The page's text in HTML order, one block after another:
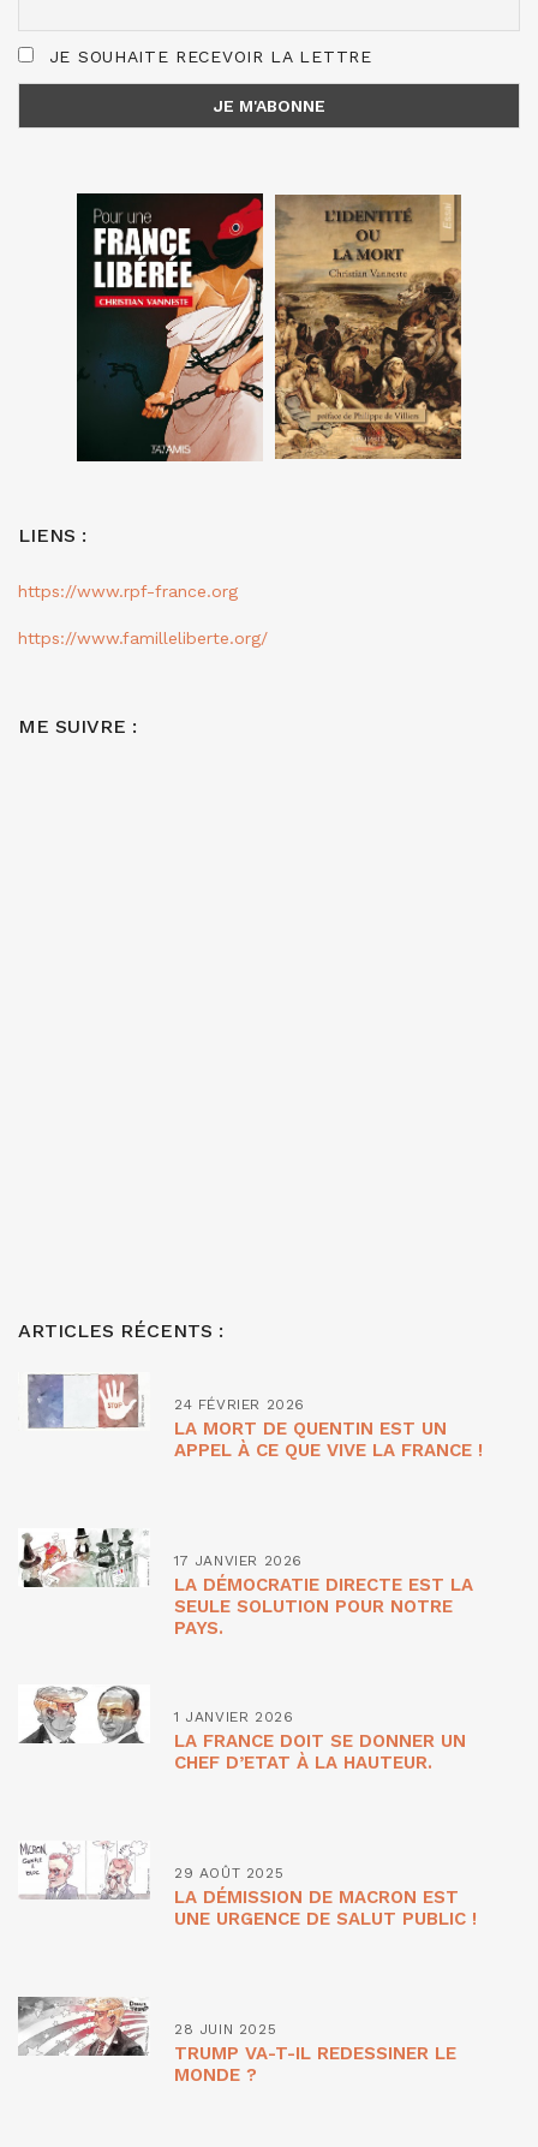
JE SOUHAITE RECEVOIR LA LETTRE
LIENS :
https://www.rpf-france.org
https://www.familleliberte.org/
ME SUIVRE :
ARTICLES RÉCENTS :
24 FÉVRIER 2026
LA MORT DE QUENTIN EST UN
APPEL À CE QUE VIVE LA FRANCE !
17 JANVIER 2026
LA DÉMOCRATIE DIRECTE EST LA
SEULE SOLUTION POUR NOTRE
PAYS.
1 JANVIER 2026
LA FRANCE DOIT SE DONNER UN
CHEF D’ETAT À LA HAUTEUR.
29 AOÛT 2025
LA DÉMISSION DE MACRON EST
UNE URGENCE DE SALUT PUBLIC !
28 JUIN 2025
TRUMP VA-T-IL REDESSINER LE
MONDE ?